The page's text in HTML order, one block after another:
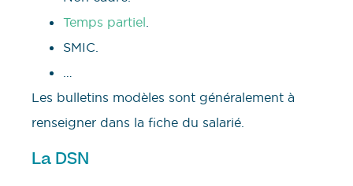
Temps partiel.
SMIC.
…
Les bulletins modèles sont généralement à
renseigner dans la fiche du salarié.
La DSN